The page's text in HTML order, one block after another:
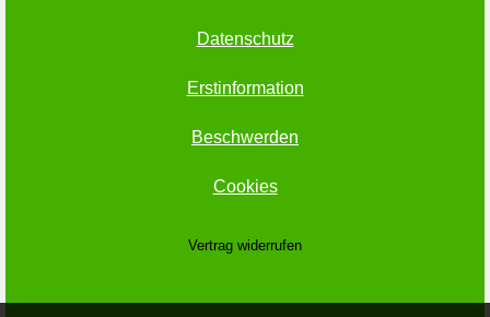
Datenschutz
Erstinformation
Beschwerden
Cookies
Vertrag widerrufen